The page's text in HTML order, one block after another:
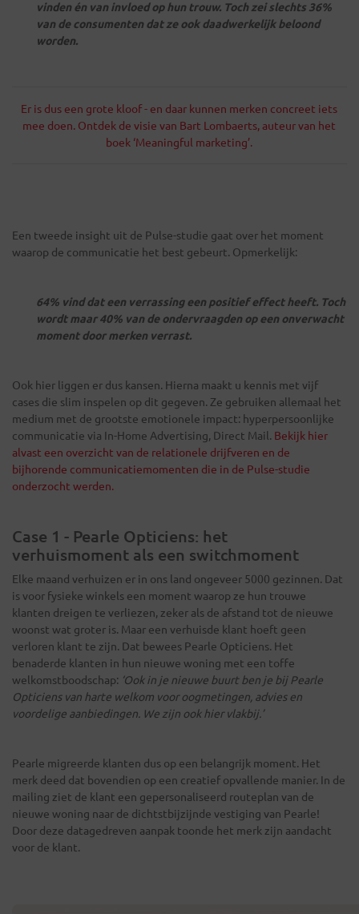
vinden én van invloed op hun trouw. Toch zei slechts 36%
van de consumenten dat ze ook daadwerkelijk beloond
worden.
Er is dus een grote kloof - en daar kunnen merken concreet iets
mee doen. Ontdek de visie van Bart Lombaerts, auteur van het
boek ‘Meaningful marketing’.
Een tweede insight uit de Pulse-studie gaat over het moment
waarop de communicatie het best gebeurt. Opmerkelijk:
64% vind dat een verrassing een positief effect heeft. Toch
wordt maar 40% van de ondervraagden op een onverwacht
moment door merken verrast.
Ook hier liggen er dus kansen. Hierna maakt u kennis met vijf
cases die slim inspelen op dit gegeven. Ze gebruiken allemaal het
medium met de grootste emotionele impact: hyperpersoonlijke
communicatie via In-Home Advertising, Direct Mail. Bekijk hier
alvast een overzicht van de relationele drijfveren en de
bijhorende communicatiemomenten die in de Pulse-studie
onderzocht werden.
Case 1 - Pearle Opticiens: het
verhuismoment als een switchmoment
Elke maand verhuizen er in ons land ongeveer 5000 gezinnen. Dat
is voor fysieke winkels een moment waarop ze hun trouwe
klanten dreigen te verliezen, zeker als de afstand tot de nieuwe
woonst wat groter is. Maar een verhuisde klant hoeft geen
verloren klant te zijn. Dat bewees Pearle Opticiens. Het
benaderde klanten in hun nieuwe woning met een toffe
welkomstboodschap: ‘Ook in je nieuwe buurt ben je bij Pearle
Opticiens van harte welkom voor oogmetingen, advies en
voordelige aanbiedingen. We zijn ook hier vlakbij.’
Pearle migreerde klanten dus op een belangrijk moment. Het
merk deed dat bovendien op een creatief opvallende manier. In de
mailing ziet de klant een gepersonaliseerd routeplan van de
nieuwe woning naar de dichtstbijzijnde vestiging van Pearle!
Door deze datagedreven aanpak toonde het merk zijn aandacht
voor de klant.